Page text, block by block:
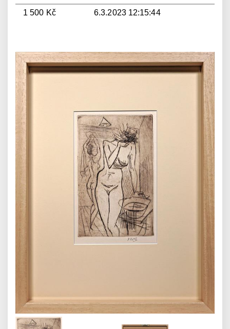
1 500 Kč
6.3.2023 12:15:44